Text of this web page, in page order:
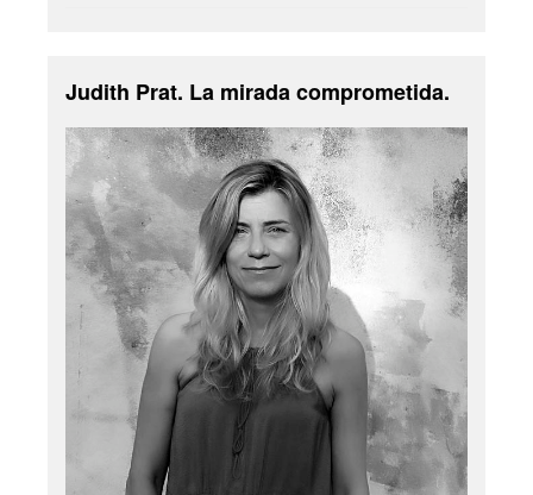
Judith Prat. La mirada comprometida.